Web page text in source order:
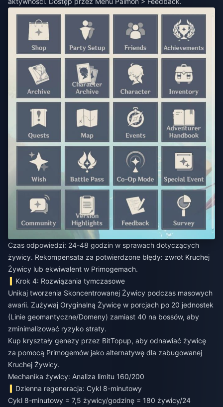
Czas odpowiedzi: 24-48 godzin w sprawach dotyczących
żywicy. Rekompensata za potwierdzone błędy: zwrot Kruchej
Żywicy lub ekwiwalent w Primogemach.
Krok 4: Rozwiązania tymczasowe
Unikaj tworzenia Skoncentrowanej Żywicy podczas masowych
awarii. Zużywaj Oryginalną Żywicę w porcjach po 20 jednostek
(Linie geomantyczne/Domeny) zamiast 40 na bossów, aby
zminimalizować ryzyko straty.
Kup kryształy genezy przez BitTopup, aby odnawiać żywicę
za pomocą Primogemów jako alternatywę dla zabugowanej
Kruchej Żywicy.
Mechanika żywicy: Analiza limitu 160/200
Dzienna regeneracja: Cykl 8-minutowy
Cykl 8-minutowy = 7,5 żywicy/godzinę = 180 żywicy/24